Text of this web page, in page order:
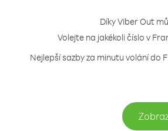
Díky Viber Out
Volejte na jakékoli číslo v
Nejlepší sazby za minutu volání do